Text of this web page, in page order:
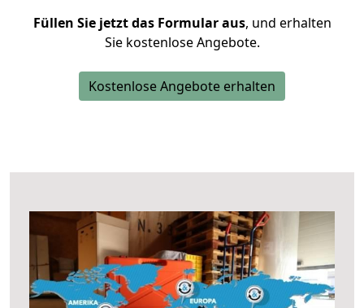
Füllen Sie jetzt das Formular aus, und erhalten
Sie kostenlose Angebote.
Kostenlose Angebote erhalten